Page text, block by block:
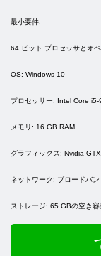
最小要件:
64 ビット プロセッサとオ
OS: Windows 10
プロセッサー: Intel Core
メモリ: 16 GB RAM
グラフィックス: Nvidia
ネットワーク: ブロードバ
ストレージ: 65 GBの空き容